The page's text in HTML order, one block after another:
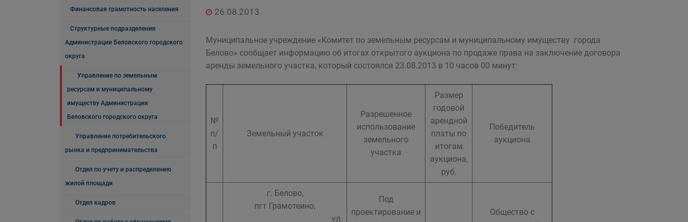
Финансовая грамотность населения
Структурные подразделения
Администрации Беловского городского
округа
Управление по земельным
ресурсам и муниципальному
имуществу Администрации
Беловского городского округа
Управление потребительского
рынка и предпринимательства
Отдел по учету и распределению
жилой площади
Отдел кадров
26.08.2013
Муниципальное учреждение «Комитет по земельным ресурсам и муниципальному имуществу города
Белово» сообщает информацию об итогах открытого аукциона по продаже права на заключение договора
аренды земельного участка, который состоялся 23.08.2013 в 10 часов 00 минут:
№
п/
п
Земельный участок
Разрешенное
использование
земельного
участка
Размер
годовой
арендной
платы по
итогам
аукциона,
руб.
Победитель
аукциона
г. Белово,
пгт Грамотеино,
ул.
Под
проектирование и
Общество с